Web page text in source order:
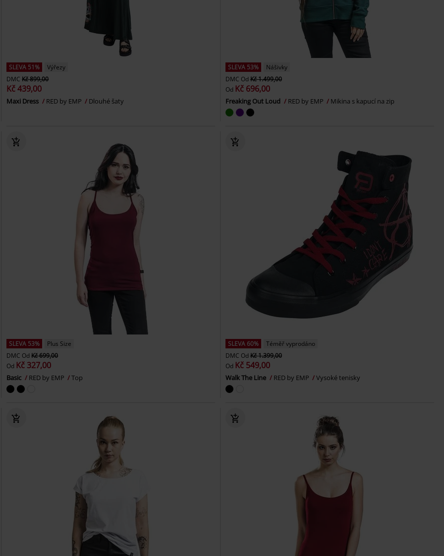
SLEVA 51%
Výřezy
DMC Kč 899,00
Kč 439,00
Maxi Dress RED by EMP Dlouhé šaty
SLEVA 53%
Nášivky
DMC Od Kč 1.499,00
Od Kč 696,00
Freaking Out Loud RED by EMP Mikina s kapucí na zip
SLEVA 53%
Plus Size
DMC OdKč 699,00
Od Kč 327,00
Basic RED by EMP Top
SLEVA 60%
Téměř vyprodáno
DMC Od Kč 1.399,00
Od Kč 549,00
Walk The Line RED by EMP Vysoké tenisky